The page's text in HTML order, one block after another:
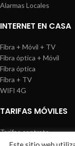
Alarmas Locales
INTERNET EN CASA
Fibra + Móvil + TV
Fibra óptica + Móvil
Fibra óptica
Fibra + TV
WIFI 4G
TARIFAS MÓVILES
Tarifas contrato
Tarifas prepago